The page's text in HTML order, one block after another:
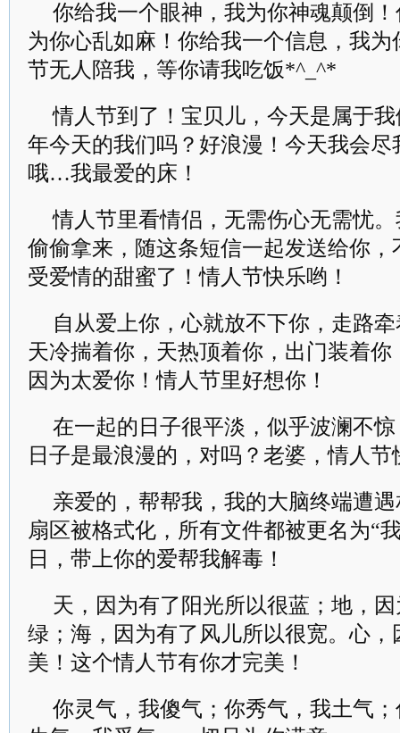
你给我一个眼神，我为你神魂颠倒
为你心乱如麻！你给我一个信息，我
节无人陪我，等你请我吃饭*^_^*
情人节到了！宝贝儿，今天是属于
年今天的我们吗？好浪漫！今天我会
哦…我最爱的床！
情人节里看情侣，无需伤心无需忧
偷偷拿来，随这条短信一起发送给你
受爱情的甜蜜了！情人节快乐哟！
自从爱上你，心就放不下你，走路
天冷揣着你，天热顶着你，出门装着
因为太爱你！情人节里好想你！
在一起的日子很平淡，似乎波澜不
日子是最浪漫的，对吗？老婆，情人节
亲爱的，帮帮我，我的大脑终端遭
扇区被格式化，所有文件都被更名为“
日，带上你的爱帮我解毒！
天，因为有了阳光所以很蓝；地，
绿；海，因为有了风儿所以很宽。心
美！这个情人节有你才完美！
你灵气，我傻气；你秀气，我土气